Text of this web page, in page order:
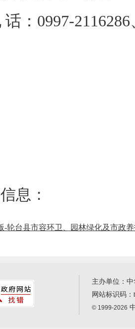
话： 0997-
息：
-轮台县市容环卫、园林绿化及市政
主办单位：
网站标识码：
© 1999-2026